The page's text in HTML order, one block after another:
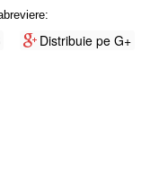
Distribuie pe G+